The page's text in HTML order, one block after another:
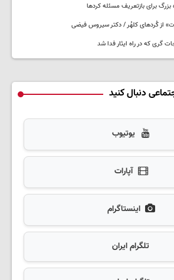
بزرگ‌ برای بازتعریف مسئله کردها
از کُردهای کلهُر / دکتر سیروس فیضی
گری که در راه ایثار فدا شد
دنبال کنید
یوتیوب
آپارات
اینستاگرام
تلگرام ایران